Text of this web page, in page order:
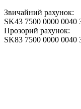
Звичайний рахунок:
SK43 7500 0000 0040
Прозорий рахунок:
SK83 7500 0000 0040